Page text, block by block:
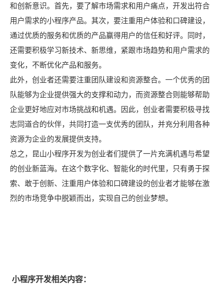
和创新意识。首先，要了解市场需求和用户痛点，开发出符合
用户需求的小程序产品。其次，要注重用户体验和口碑建设，
通过优质的服务和优质的产品赢得用户的信任和好评。同时，
还需要积极学习新技术、新思维，紧跟市场趋势和用户需求的
变化，不断优化产品和服务。
此外，创业者还需要注重团队建设和资源整合。一个优秀的团
队能够为企业提供强大的支撑和动力，而资源整合则能够帮助
企业更好地应对市场挑战和机遇。因此，创业者需要积极寻找
志同道合的伙伴，共同打造一支优秀的团队，并充分利用各种
资源为企业的发展提供支持。
总之，昆山小程序开发为创业者们提供了一片充满机遇与希望
的创业新蓝海。在这个数字化、智能化的时代里，只有勇于探
索、敢于创新、注重用户体验和口碑建设的创业者才能够在激
烈的市场竞争中脱颖而出，实现自己的创业梦想。
小程序开发相关内容：